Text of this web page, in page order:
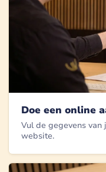
Doe een online
Vul de gegevens
website.